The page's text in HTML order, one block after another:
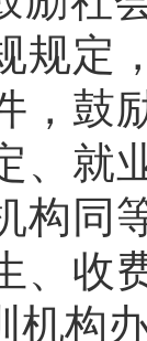
规定
，鼓
、就
构同
、收
机构